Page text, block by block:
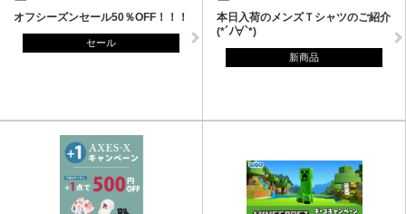
オフシーズンセール50％OFF！！！
セール
本日入荷のメンズＴシャツのご紹介
(*´ﾉ∀`*)
新商品